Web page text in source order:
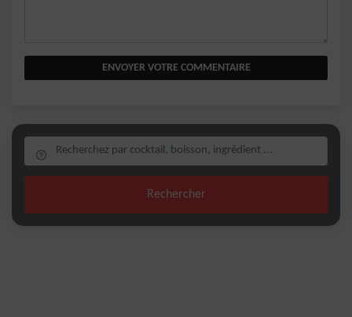
ENVOYER VOTRE COMMENTAIRE
Rechercher